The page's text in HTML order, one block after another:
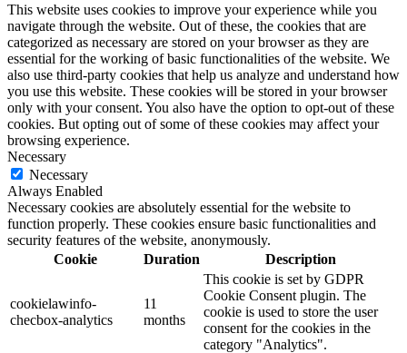
This website uses cookies to improve your experience while you
navigate through the website. Out of these, the cookies that are
categorized as necessary are stored on your browser as they are
essential for the working of basic functionalities of the website. We
also use third-party cookies that help us analyze and understand how
you use this website. These cookies will be stored in your browser
only with your consent. You also have the option to opt-out of these
cookies. But opting out of some of these cookies may affect your
browsing experience.
Necessary
Necessary
Always Enabled
Necessary cookies are absolutely essential for the website to
function properly. These cookies ensure basic functionalities and
security features of the website, anonymously.
Cookie
Duration Description
cookielawinfo-
checbox-analytics
11
months
This cookie is set by GDPR
Cookie Consent plugin. The
cookie is used to store the user
consent for the cookies in the
category "Analytics".